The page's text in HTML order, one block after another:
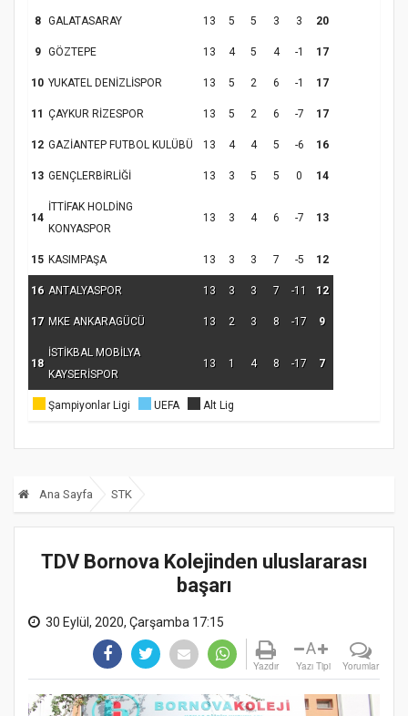
8 GALATASARAY 13 5 5 3 3 20
9 GÖZTEPE 13 4 5 4 -1 17
10 YUKATEL DENİZLİSPOR 13 5 2 6 -1 17
11 ÇAYKUR RİZESPOR 13 5 2 6 -7 17
12 GAZİANTEP FUTBOL KULÜBÜ 13 4 4 5 -6 16
13 GENÇLERBİRLİĞİ 13 3 5 5 0 14
14
İTTİFAK HOLDİNG
KONYASPOR
13 3 4 6 -7 13
15 KASIMPAŞA 13 3 3 7 -5 12
16 ANTALYASPOR 13 3 3 7 -11 12
17 MKE ANKARAGÜCÜ 13 2 3 8 -17 9
18
İSTİKBAL MOBİLYA
KAYSERİSPOR
13 1 4 8 -17 7
Şampiyonlar Ligi UEFA Alt Lig
Ana Sayfa STK
TDV Bornova Kolejinden uluslararası
başarı
30 Eylül, 2020, Çarşamba 17:15
Yazdır
A
Yazı Tipi Yorumlar